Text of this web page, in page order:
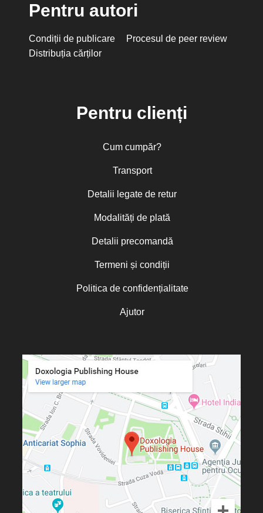
Pentru autori
Condiții de publicare
Procesul de peer review
Distribuția cărților
Pentru clienți
Cum cumpăr?
Transport
Detalii legate de retur
Modalități de plată
Detalii precomandă
Termeni și condiții
Politica de confidențialitate
Ajutor